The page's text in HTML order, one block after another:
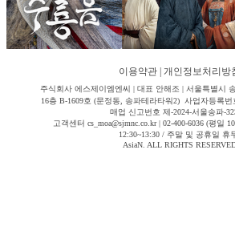
이용약관 개인정보처리방
주식회사 에스제이엠엔씨 | 대표 안해조 | 서울특별시
16층 B-1609호 (문정동, 송파테라타워2) 사업자등록번
매업 신고번호 제-2024-서울송파-
고객센터 cs_moa@sjmnc.co.kr | 02-400-6036 (평일
12:30~13:30 / 주말 및 공휴일 휴
AsiaN. ALL RIGHTS